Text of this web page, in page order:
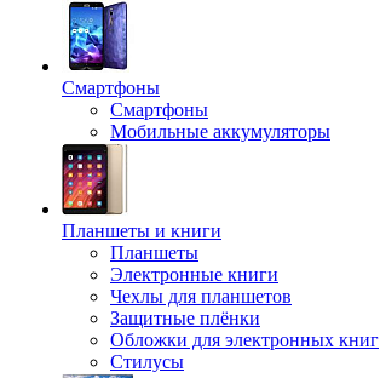
Смартфоны
Смартфоны
Мобильные аккумуляторы
Планшеты и книги
Планшеты
Электронные книги
Чехлы для планшетов
Защитные плёнки
Обложки для электронных книг
Стилусы